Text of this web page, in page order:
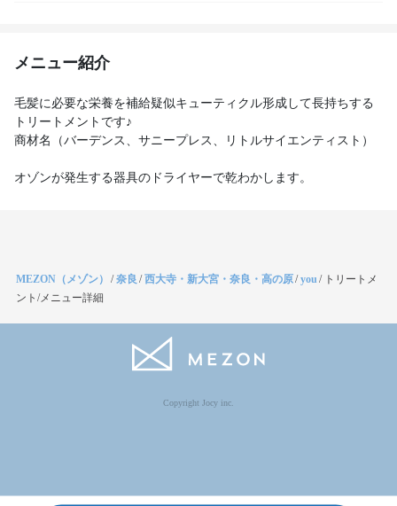
メニュー紹介
毛髪に必要な栄養を補給疑似キューティクル形成して長持ちする
トリートメントです♪
商材名（バーデンス、サニープレス、リトルサイエンティスト）
オゾンが発生する器具のドライヤーで乾わかします。
MEZON（メゾン） /奈良 /西大寺・新大宮・奈良・高の原/you / トリートメ
ント/メニュー詳細
Copyright Jocy inc.